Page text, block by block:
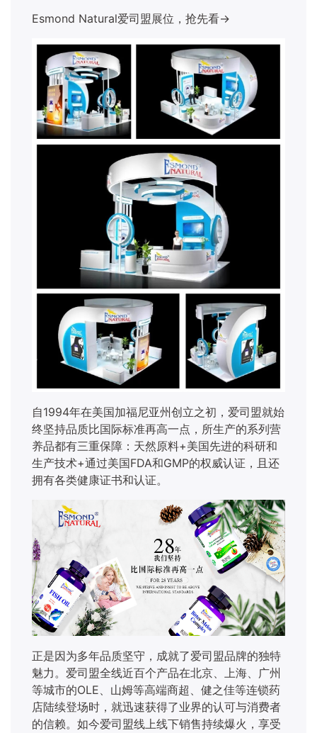
Esmond Natural爱司盟展位，抢先看→
自1994年在美国加福尼亚州创立之初，爱司盟就始
终坚持品质比国际标准再高一点，所生产的系列营
养品都有三重保障：天然原料+美国先进的科研和
生产技术+通过美国FDA和GMP的权威认证，且还
拥有各类健康证书和认证。
正是因为多年品质坚守，成就了爱司盟品牌的独特
魅力。爱司盟全线近百个产品在北京、上海、广州
等城市的OLE、山姆等高端商超、健之佳等连锁药
店陆续登场时，就迅速获得了业界的认可与消费者
的信赖。如今爱司盟线上线下销售持续爆火，享受